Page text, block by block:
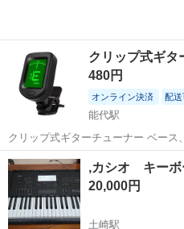
クリップ式ギタ
480円
オンライン決済 配送
能代駅
クリップ式ギターチューナー ベース、ウクレレ、バイオリンなど 電池
付き
秋田 能代市 弦楽
,カシオ キーボ
20,000円
土崎駅